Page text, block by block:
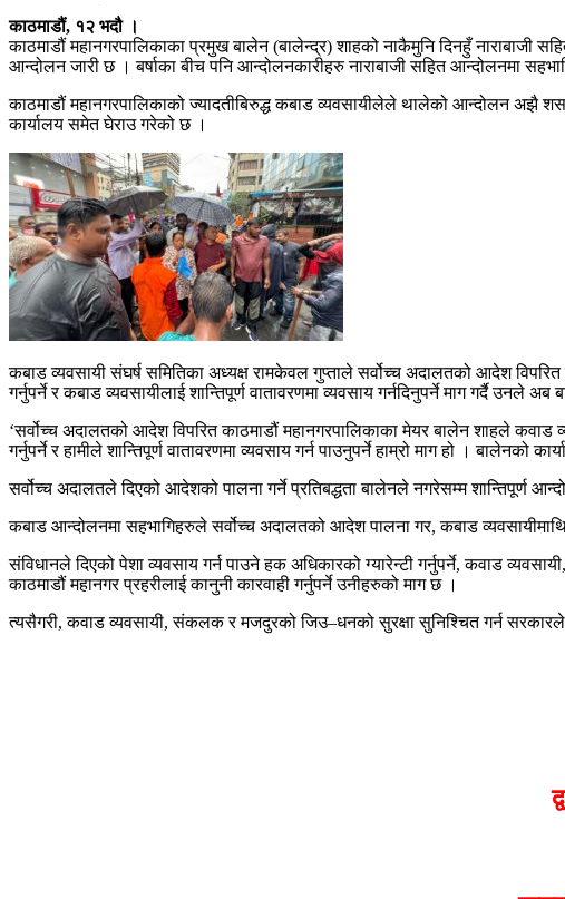
काठमाडौं, १२ भदौ ।
काठमाडौं महानगरपालिकाका प्रमुख बालेन (बालेन्द्र) शाहको नाकैमुनि दिनहुँ नाराबाजी
आन्दोलन जारी छ । बर्षाका बीच पनि आन्दोलनकारीहरु नाराबाजी सहित आन्दोलनमा
काठमाडौं महानगरपालिकाको ज्यादतीबिरुद्ध कबाड व्यवसायीलेले थालेको आन्दोलन अझै
कार्यालय समेत घेराउ गरेको छ ।
कबाड व्यवसायी संघर्ष समितिका अध्यक्ष रामकेवल गुप्ताले सर्वोच्च अदालतको आदेश
गर्नुपर्ने र कबाड व्यवसायीलाई शान्तिपूर्ण वातावरणमा व्यवसाय गर्नदिनुपर्ने माग गर्दै उनले
‘सर्वोच्च अदालतको आदेश विपरित काठमाडौं महानगरपालिकाका मेयर बालेन शाहले कवाड
गर्नुपर्ने र हामीले शान्तिपूर्ण वातावरणमा व्यवसाय गर्न पाउनुपर्ने हाम्रो माग हो ।
सर्वोच्च अदालतले दिएको आदेशको पालना गर्ने प्रतिबद्धता बालेनले नगरेसम्म शान्तिपूर्ण
कबाड आन्दोलनमा सहभागिहरुले सर्वोच्च अदालतको आदेश पालना गर, कबाड
संविधानले दिएको पेशा व्यवसाय गर्न पाउने हक अधिकारको ग्यारेन्टी गर्नुपर्ने, कवाड
काठमाडौं महानगर प्रहरीलाई कानुनी कारवाही गर्नुपर्ने उनीहरुको माग छ ।
त्यसैगरी, कवाड व्यवसायी, संकलक र मजदुरको जिउ–धनको सुरक्षा सुनिश्चित गर्न सरकारले